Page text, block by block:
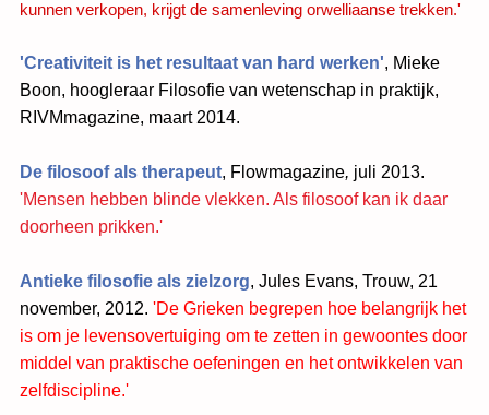
kunnen verkopen, krijgt de samenleving orwelliaanse trekken.'
'Creativiteit is het resultaat van hard werken', Mieke
Boon, hoogleraar Filosofie van wetenschap in praktijk,
RIVMmagazine, maart 2014.
De filosoof als therapeut, Flowmagazine, juli 2013.
'Mensen hebben blinde vlekken. Als filosoof kan ik daar
doorheen prikken.'
Antieke filosofie als zielzorg, Jules Evans, Trouw, 21
november, 2012. 'De Grieken begrepen hoe belangrijk het
is om je levensovertuiging om te zetten in gewoontes door
middel van praktische oefeningen en het ontwikkelen van
zelfdiscipline.'